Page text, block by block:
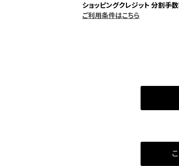
ショッピングクレジット 分割手
ご利用条件はこちら